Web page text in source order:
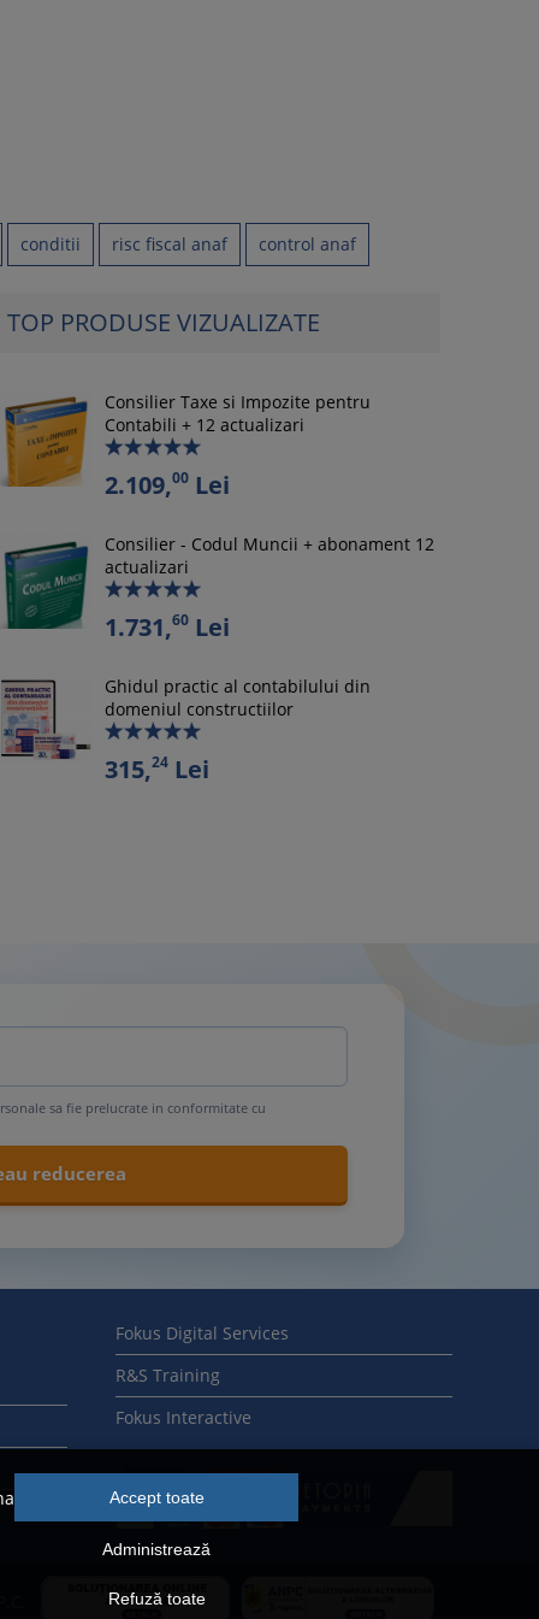
Accept toate
Administrează
Refuză toate
conditii risc fiscal anaf control anaf
TOP PRODUSE VIZUALIZATE
Consilier Taxe si Impozite pentru
Contabili + 12 actualizari
2.109,00Lei
Consilier - Codul Muncii + abonament 12
actualizari
1.731,60Lei
Ghidul practic al contabilului din
domeniul constructiilor
315,24Lei
sa fie prelucrate in conformitate cu
Fokus Digital Services
R&S Training
Fokus Interactive